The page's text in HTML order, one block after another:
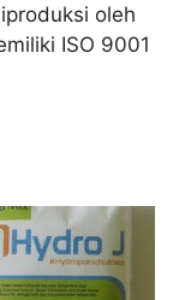
oleh
ISO 9001